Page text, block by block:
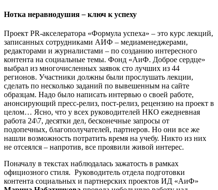
Нотка неравнодушия– ключ к успеху
Проект PR-акселератора «Формула успеха» – это курс лекций,
записанных сотрудниками АИФ – медиаменеджерами,
редакторами и журналистами – по созданию интересного
контента на социальные темы. Фонд «АиФ. Доброе сердце»
выбрал из многочисленных заявок сто лучших из 44
регионов. Участники должны были прослушать лекции,
сделать по несколько заданий по вывешенным на сайте
образцам. Надо было написать интервью о своей работе,
анонсирующий пресс-релиз, пост-релиз, рецензию на проект в
целом… Ясно, что у всех руководителей НКО ежедневная
работа 24\7, десятки дел, бесконечные запросы от
подопечных, благополучателей, партнеров. Но они все же
нашли возможность потратить время на учебу. Никто из них
не отсеялся – напротив, все проявили живой интерес.
Поначалу в текстах наблюдалась зажатость в рамках
официозного стиля. Руководитель отдела подготовки
контента социальных и партнерских проектов ИД «АиФ»